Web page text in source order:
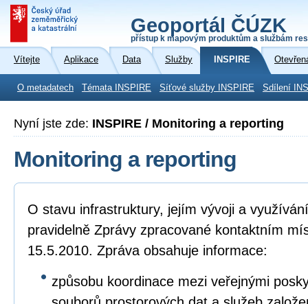
Geoportál ČÚZK
přístup k mapovým produktům a službám
Vítejte Aplikace Data Služby INSPIRE
O metadatech Témata INSPIRE Síťové služby INSPIRE Sdílení
Nyní jste zde: INSPIRE / Monitoring a reporting
Monitoring a reporting
O stavu infrastruktury, jejím vývoji a
pravidelně Zprávy zpracované kontaktním
15.5.2010. Zpráva obsahuje informace:
způsobu koordinace mezi veřejnými